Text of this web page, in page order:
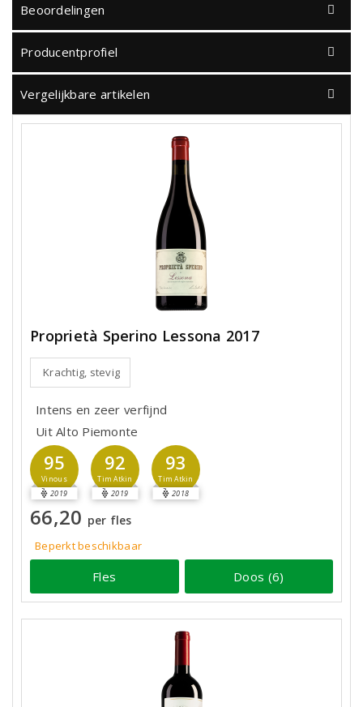
Beoordelingen
Producentprofiel
Vergelijkbare artikelen
Proprietà Sperino Lessona 2017
Krachtig, stevig
Intens en zeer verfijnd
Uit Alto Piemonte
95
Vinous
2019
92
Tim Atkin
2019
93
Tim Atkin
2018
66,20 per fles
Beperkt beschikbaar
Fles Doos (6)